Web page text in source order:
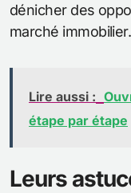
dénicher des
marché immobilier.
Lire aussi :
étape par étape
Leurs